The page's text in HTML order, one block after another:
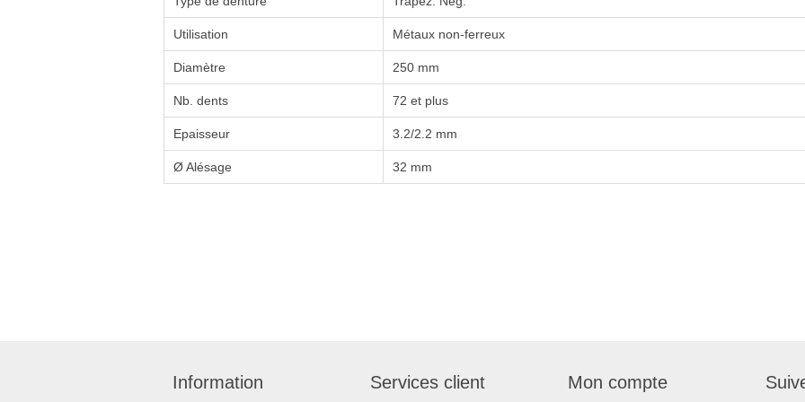
Utilisation Métaux non-ferreux
Diamètre 250 mm
Nb. dents 72 et plus
Epaisseur 3.2/2.2 mm
Ø Alésage 32 mm
Information Services client Mon compte